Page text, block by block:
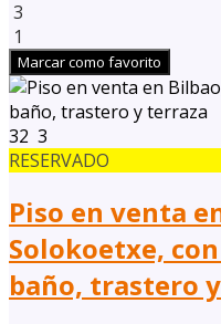
3
1
Marcar como favorito
32 3
RESERVADO
Piso en venta
Solokoetxe,
baño, trastero